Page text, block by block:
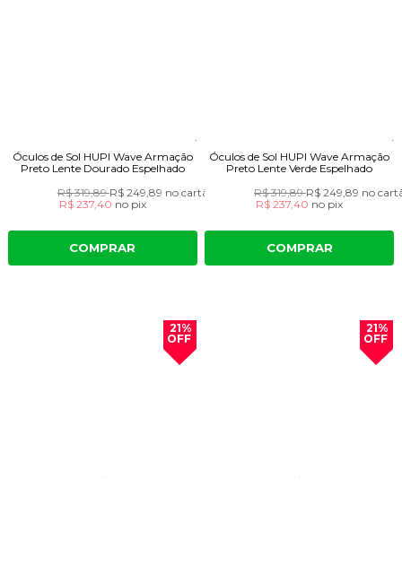
Óculos de Sol HUPI Wave Armação
Preto Lente Dourado Espelhado
R$ 319,89R$ 249,89 no cartão
R$ 237,40 no pix
COMPRAR
Óculos de Sol HUPI Wave Armação
Preto Lente Verde Espelhado
R$ 319,89R$ 249,89 no
R$ 237,40 no pix
COMPRAR
21%
OFF
21%
OFF